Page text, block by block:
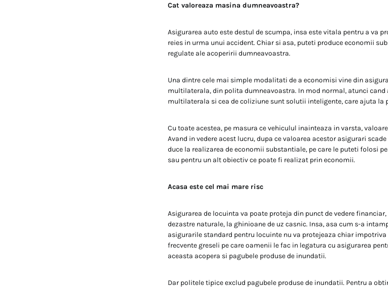
Cat valoreaza masina dumneavoastra?
Asigurarea auto este destul de scumpa, insa este vitala pentru a va
reies in urma unui accident. Chiar si asa, puteti produce economii
regulate ale acoperirii dumneavoastra.
Una dintre cele mai simple modalitati de a economisi vine din
multilaterala, din polita dumneavoastra. In mod normal, atunci cand
multilaterala si cea de coliziune sunt solutii inteligente, care ajuta la
Cu toate acestea, pe masura ce vehiculul inainteaza in varsta,
Avand in vedere acest lucru, dupa ce valoarea acestor asigurari
duce la realizarea de economii substantiale, pe care le puteti folosi
sau pentru un alt obiectiv ce poate fi realizat prin economii.
Acasa este cel mai mare risc
Asigurarea de locuinta va poate proteja din punct de vedere
dezastre naturale, la ghinioane de uz casnic. Insa, asa cum s-a
asigurarile standard pentru locuinte nu va protejeaza chiar
frecvente greseli pe care oamenii le fac in legatura cu asigurarea
aceasta acopera si pagubele produse de inundatii.
Dar politele tipice exclud pagubele produse de inundatii. Pentru a